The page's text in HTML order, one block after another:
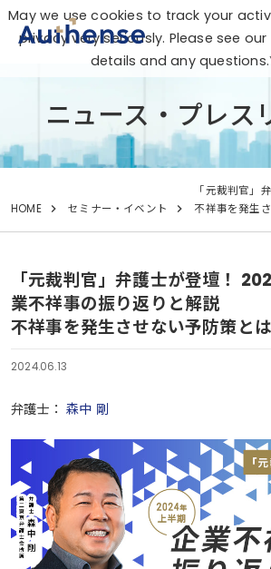
ニュース・プレス
HOME セミナー・イベント
「元裁判官」
不祥事を発生
「元裁判官」弁護士が登壇！
業不祥事の振り返りと解説
不祥事を発生させない予防策とは
2024.06.13
弁護士： 森中 剛
May we use cookies to track your
privacy very seriously. Please see
details and any questions.